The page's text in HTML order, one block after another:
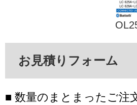
お見積りフォーム
■ 数量のまとまったご注